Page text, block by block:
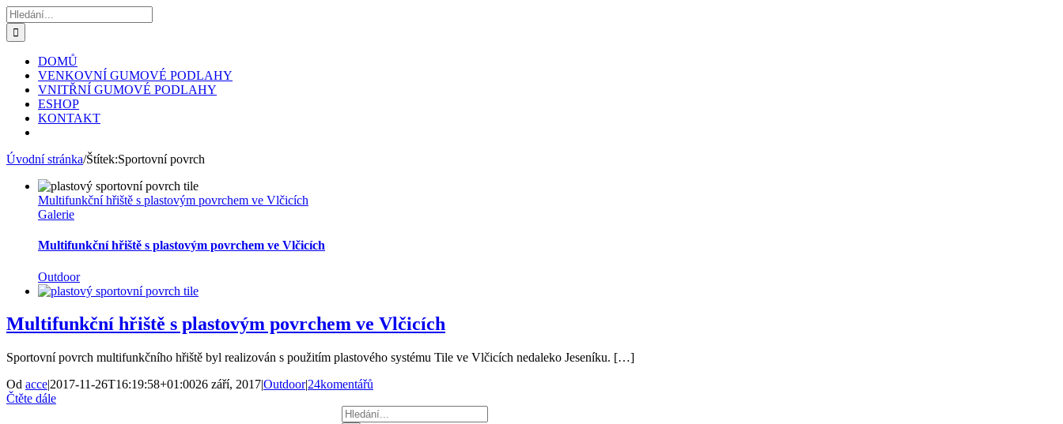
Přeskočit
na
obsah
Hledat:
DOMŮ
VENKOVNÍ GUMOVÉ PODLAHY
VNITŘNÍ GUMOVÉ PODLAHY
ESHOP
KONTAKT
Úvodní stránka/Štítek:Sportovní povrch
Multifunkční hřiště s plastovým povrchem ve Vlčicích
Galerie
Multifunkční hřiště s plastovým povrchem ve Vlčicích
Outdoor
Multifunkční hřiště s plastovým povrchem ve Vlčicích
Sportovní povrch multifunkčního hřiště byl realizován s použitím plastového systému Tile ve Vlčicích nedaleko Jeseníku. […]
Od acce|2017-11-26T16:19:58+01:0026 září, 2017|Outdoor|24komentářů
Čtěte dále
Hledat: